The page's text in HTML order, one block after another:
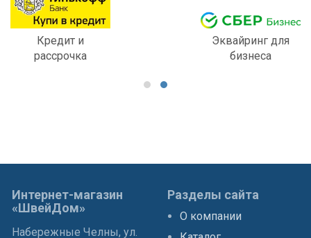
Кредит и
рассрочка
Эквайринг для
бизнеса
Интернет-магазин
«ШвейДом»
Набережные Челны, ул.
Разделы сайта
О компании